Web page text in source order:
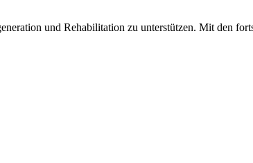
und Rehabilitation zu unterstützen. Mit den